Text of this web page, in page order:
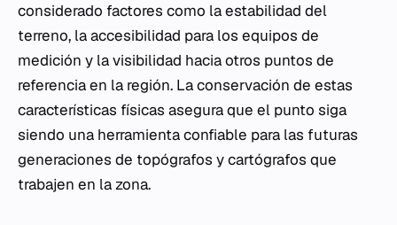
considerado factores como la estabilidad del
terreno, la accesibilidad para los equipos de
medición y la visibilidad hacia otros puntos de
referencia en la región. La conservación de estas
características físicas asegura que el punto siga
siendo una herramienta confiable para las futuras
generaciones de topógrafos y cartógrafos que
trabajen en la zona.